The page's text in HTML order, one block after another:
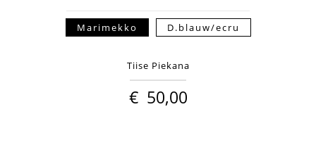
Marimekko D.blauw/ecru
Tiise Piekana
€ 50,00